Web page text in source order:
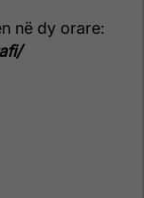
në dy orare: